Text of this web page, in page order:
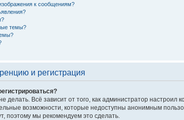
к сообщениям?
темы?
и регистрация
делать. Всё зависит от того, как администратор
возможности, которые недоступны анонимным
поэтому мы рекомендуем это сделать.